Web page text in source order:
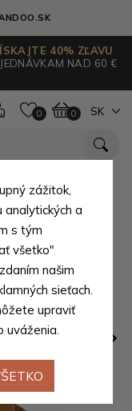
40% ZĽAVU
NAD 60 €
0 0 SK
dámsky
zážitok,
a
s tým
všetko"
našim
sieťach.
upraviť
uváženia.